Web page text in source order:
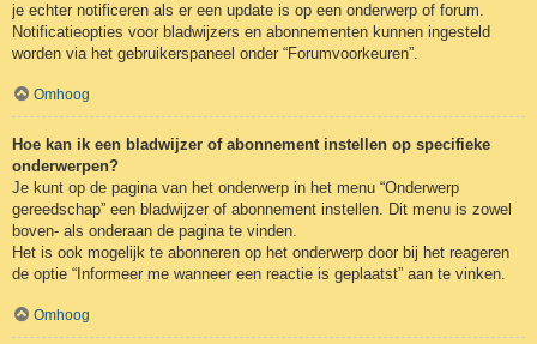
je echter notificeren als er een update is op een onderwerp of forum.
Notificatieopties voor bladwijzers en abonnementen kunnen ingesteld
worden via het gebruikerspaneel onder “Forumvoorkeuren”.
Omhoog
Hoe kan ik een bladwijzer of abonnement instellen op specifieke
onderwerpen?
Je kunt op de pagina van het onderwerp in het menu “Onderwerp
gereedschap” een bladwijzer of abonnement instellen. Dit menu is zowel
boven- als onderaan de pagina te vinden.
Het is ook mogelijk te abonneren op het onderwerp door bij het reageren
de optie “Informeer me wanneer een reactie is geplaatst” aan te vinken.
Omhoog